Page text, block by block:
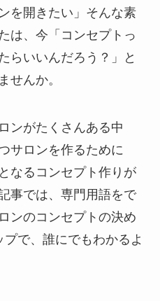
を開きたい」そんな素
は、今「コンセプトっ
らいいんだろう？」と
せんか。
ンがたくさんある中
サロンを作るために
なるコンセプト作りが
事では、専門用語をで
ンのコンセプトの決め
で、誰にでもわかるよ